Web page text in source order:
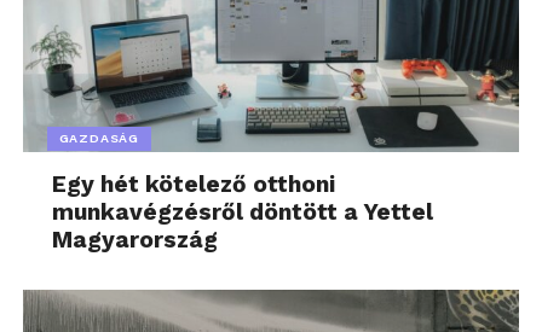
GAZDASÁG
Egy hét kötelező otthoni
munkavégzésről döntött a Yettel
Magyarország